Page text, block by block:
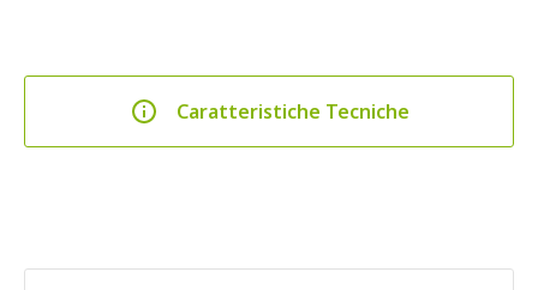
Caratteristiche Tecniche